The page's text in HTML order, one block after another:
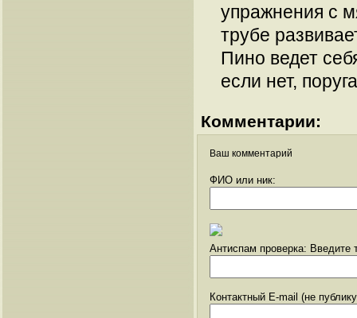
упражнения с
трубе
Пино ведет
если нет,
Комментарии:
Ваш комментарий
ФИО или ник:
Антиспам проверка: Введите
Контактный E-mail (не